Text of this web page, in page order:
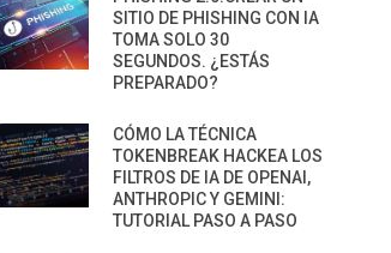
SITIO DE PHISHING CON IA
TOMA SOLO 30
SEGUNDOS. ¿ESTÁS
PREPARADO?
CÓMO LA TÉCNICA
TOKENBREAK HACKEA LOS
FILTROS DE IA DE OPENAI,
ANTHROPIC Y GEMINI:
TUTORIAL PASO A PASO